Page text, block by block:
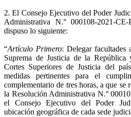
2. El Consejo Ejecutivo del Poder
Administrativa N.° 000108-2021-
dispuso lo siguiente:
“Artículo Primero: Delegar facultades
Suprema de Justicia de la República
Cortes Superiores de Justicia del
medidas pertinentes para el
complementario de tres horas, a que se
la Resolución Administrativa N.°
el Consejo Ejecutivo del Poder
ubicación geográfica de cada sede